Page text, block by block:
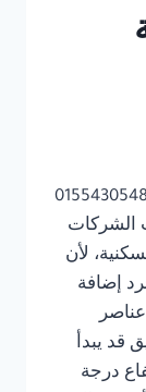
الشركات
لأن
إضافة
قد يبدأ
درجة